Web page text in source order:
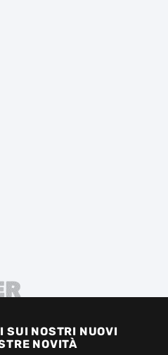
SUI NOSTRI NUOVI
NOVITÀ